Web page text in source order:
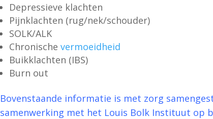
Depressieve klachten
Pijnklachten (rug/nek/schouder)
SOLK/ALK
Chronische vermoeidheid
Buikklachten (IBS)
Burn out
Bovenstaande informatie is met zorg
samenwerking met het Louis Bolk Instituut op